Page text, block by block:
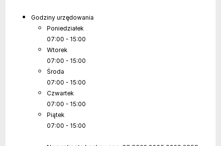
Godziny urzędowania
Poniedziałek
07:00 - 15:00
Wtorek
07:00 - 15:00
Środa
07:00 - 15:00
Czwartek
07:00 - 15:00
Piątek
07:00 - 15:00